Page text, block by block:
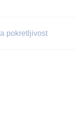
pokretljivost